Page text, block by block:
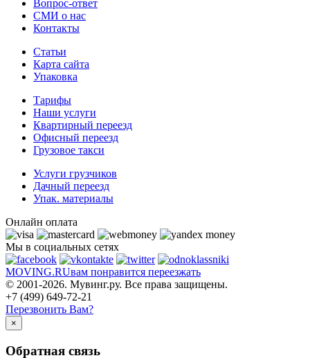
Вопрос-ответ
СМИ о нас
Контакты
Статьи
Карта сайта
Упаковка
Тарифы
Наши услуги
Квартирный переезд
Офисный переезд
Грузовое такси
Услуги грузчиков
Дачный переезд
Упак. материалы
Онлайн оплата
Мы в социальных сетях
MOVING.RUвам понравится переезжать
© 2001-2026. Мувинг.ру. Все права защищены.
+7 (499) 649-72-21
Перезвонить Вам?
×
Обратная связь